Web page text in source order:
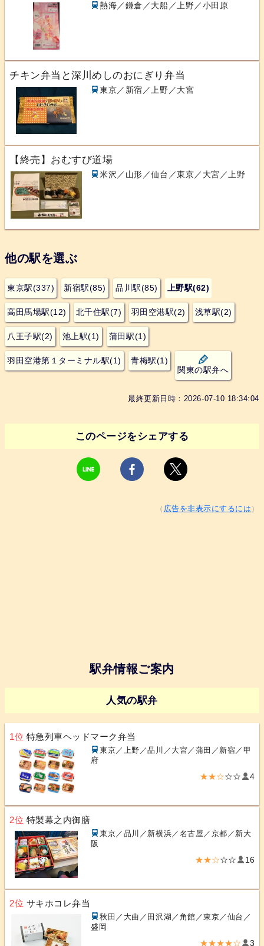
熱海／鎌倉／大船／上野／小田原
チキン弁当と深川めしのおにぎり弁当
東京／新宿／上野／大宮
【終売】おむすび道場
米沢／山形／仙台／東京／大宮／上野
他の駅を選ぶ
東京駅(337) 新宿駅(85) 品川駅(85) 上野駅(62)
高田馬場駅(12) 北千住駅(7) 羽田空港駅(2) 浅草駅(2)
八王子駅(2) 池上駅(1) 蒲田駅(1)
羽田空港第１ターミナル駅(1)
青梅駅(1)
関東の駅弁へ
最終更新日時：2026-07-10 18:34:04
このページをシェアする
（ 広告を非表示にするには ）
駅弁情報ご案内
人気の駅弁
1位 特急列車ヘッドマーク弁当
東京／上野／品川／大宮／蒲田／新宿／甲
府
★★☆☆☆ 4
2位 特製幕之内御膳
東京／品川／新横浜／名古屋／京都／新大
阪
★★☆☆☆ 16
2位 サキホコレ弁当
秋田／大曲／田沢湖／角館／東京／仙台／
盛岡
★★★★☆ 3